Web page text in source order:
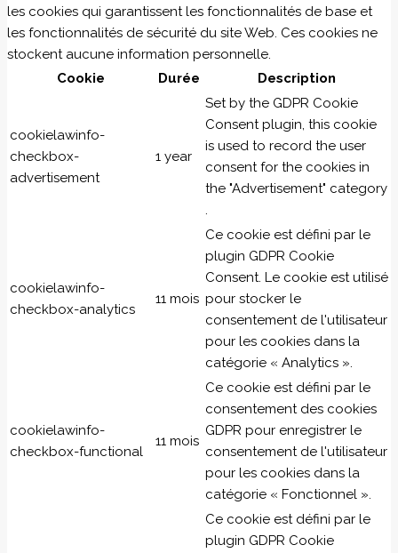
les cookies qui garantissent les fonctionnalités de base et
les fonctionnalités de sécurité du site Web. Ces cookies ne
stockent aucune information personnelle.
Cookie
Durée Description
cookielawinfo-
checkbox-
advertisement
1 year
Set by the GDPR Cookie
Consent plugin, this cookie
is used to record the user
consent for the cookies in
the "Advertisement" category
.
cookielawinfo-
checkbox-analytics
11 mois
Ce cookie est défini par le
plugin GDPR Cookie
Consent. Le cookie est utilisé
pour stocker le
consentement de l'utilisateur
pour les cookies dans la
catégorie « Analytics ».
cookielawinfo-
checkbox-functional
11 mois
Ce cookie est défini par le
consentement des cookies
GDPR pour enregistrer le
consentement de l'utilisateur
pour les cookies dans la
catégorie « Fonctionnel ».
Ce cookie est défini par le
plugin GDPR Cookie